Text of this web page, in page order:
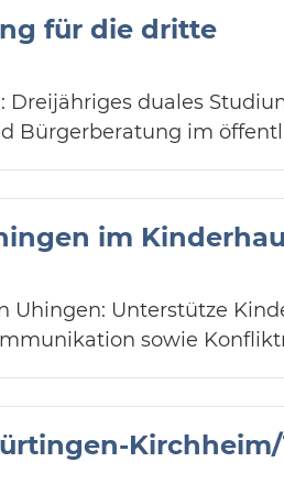
für die dritte
duales
Bürgerberatung im
im
Uhingen: Unterstütze
sowie
Kirchheim/